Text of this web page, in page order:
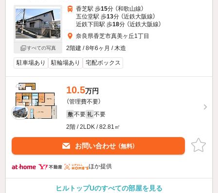
すべての写真
香芝駅 歩15分 （和歌山線）
五位堂駅 歩13分 （近鉄大阪線）
近鉄下田駅 歩18分 （近鉄大阪線）
奈良県香芝市真美ヶ丘1丁目
2階建 / 8年6ヶ月 / 木造
駐車場あり 駐輪場あり 宅配ボックス
10.5万円
（管理費不要）
敷 不要 礼 不要
2階 / 2LDK / 82.81㎡
お問い合わせ （無料）
ほか提供
ヒルトップUのすべての部屋を見る